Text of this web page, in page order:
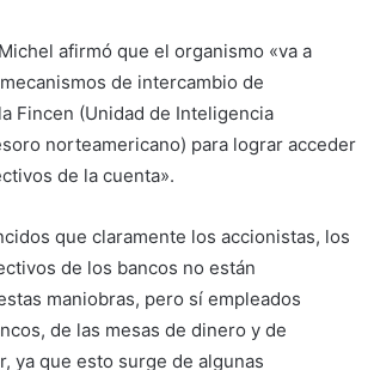
afirmó que el organismo «va a
de intercambio de
Fincen (Unidad de Inteligencia
norteamericano) para lograr acceder
de la cuenta».
que claramente los accionistas, los
de los bancos no están
maniobras, pero sí empleados
de las mesas de dinero y de
ya que esto surge de algunas